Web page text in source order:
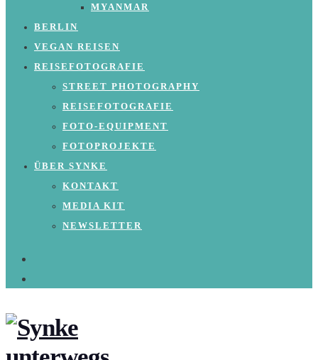
MYANMAR
BERLIN
VEGAN REISEN
REISEFOTOGRAFIE
STREET PHOTOGRAPHY
REISEFOTOGRAFIE
FOTO-EQUIPMENT
FOTOPROJEKTE
ÜBER SYNKE
KONTAKT
MEDIA KIT
NEWSLETTER